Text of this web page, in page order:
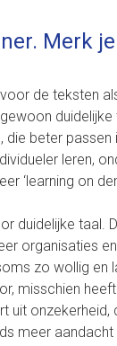
Merk
de teksten
beter
leren,
‘learning on
duidelijke
organisaties
zo wollig
misschien
uit
meer aandacht